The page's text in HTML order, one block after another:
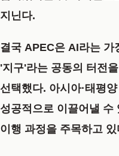
지닌다.
결국 APEC은 AI라는 가
'지구'라는 공동의 터전
선택했다. 아시아·태평
성공적으로 이끌어낼 수
이행 과정을 주목하고 있